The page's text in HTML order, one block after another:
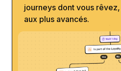
journeys dont vous
aux plus avancés.